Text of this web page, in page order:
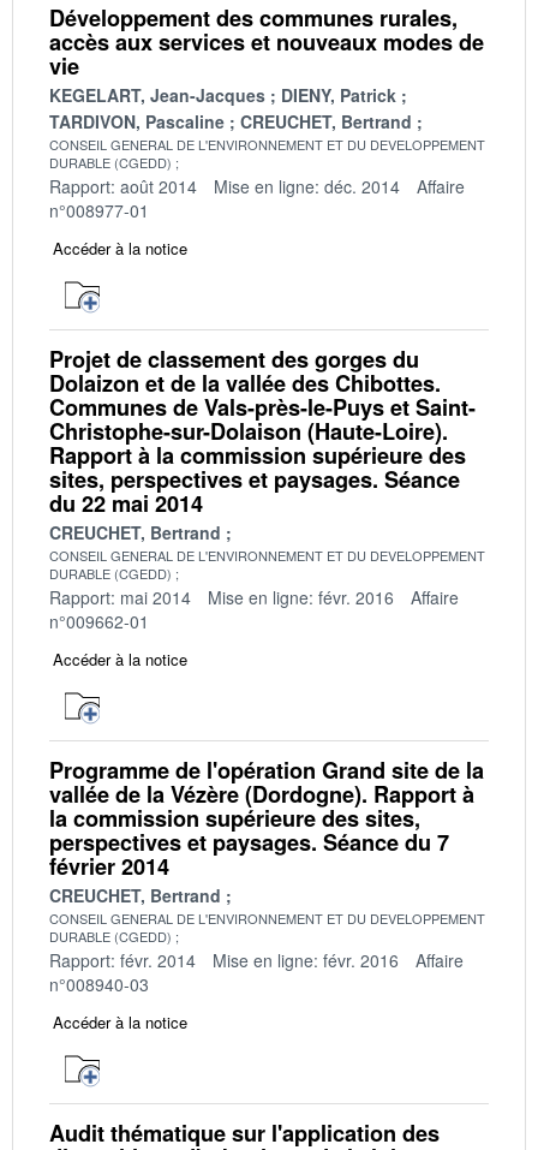
Développement des communes rurales,
accès aux services et nouveaux modes de
vie
KEGELART, Jean-Jacques
DIENY, Patrick
TARDIVON, Pascaline
CREUCHET, Bertrand
CONSEIL GENERAL DE L'ENVIRONNEMENT ET DU DEVELOPPEMENT
DURABLE (CGEDD)
Rapport: août 2014 Mise en ligne: déc. 2014
Affaire
n°008977-01
Accéder à la notice
Projet de classement des gorges du
Dolaizon et de la vallée des Chibottes.
Communes de Vals-près-le-Puys et Saint-
Christophe-sur-Dolaison (Haute-Loire).
Rapport à la commission supérieure des
sites, perspectives et paysages. Séance
du 22 mai 2014
CREUCHET, Bertrand
CONSEIL GENERAL DE L'ENVIRONNEMENT ET DU DEVELOPPEMENT
DURABLE (CGEDD)
Rapport: mai 2014 Mise en ligne: févr. 2016
Affaire
n°009662-01
Accéder à la notice
Programme de l'opération Grand site de la
vallée de la Vézère (Dordogne). Rapport à
la commission supérieure des sites,
perspectives et paysages. Séance du 7
février 2014
CREUCHET, Bertrand
CONSEIL GENERAL DE L'ENVIRONNEMENT ET DU DEVELOPPEMENT
DURABLE (CGEDD)
Rapport: févr. 2014 Mise en ligne: févr. 2016
Affaire
n°008940-03
Accéder à la notice
Audit thématique sur l'application des